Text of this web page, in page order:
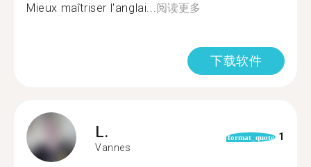
Mieux maîtriser l'anglai... 阅读更多
下载软件
L.
Vannes
format_quote 1